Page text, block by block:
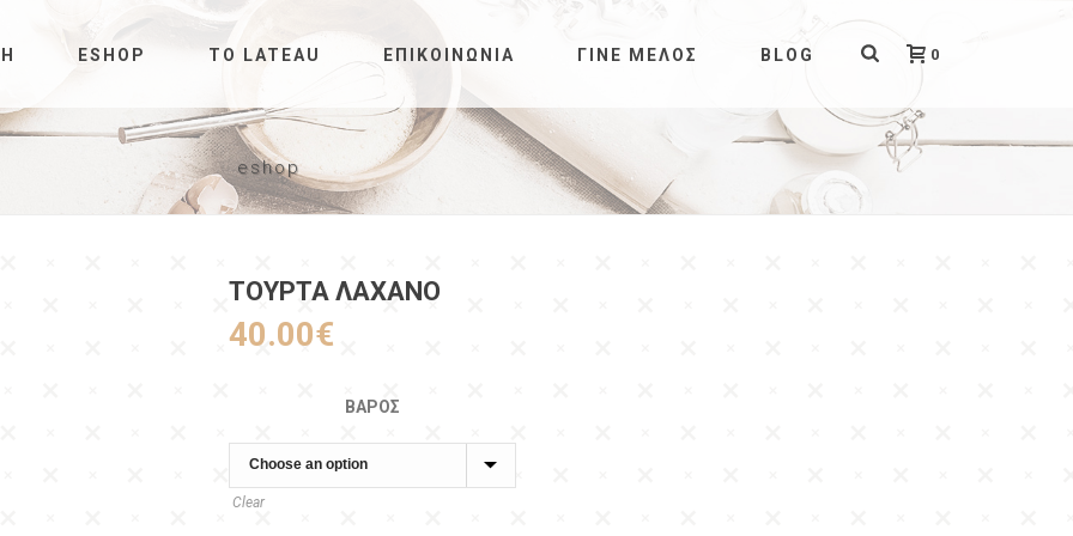
ESHOP ΤΟ LATEAU ΕΠΙΚΟΙΝΩΝΊΑ ΓΊΝΕ ΜΈΛΟΣ BLOG 0
eshop
ΤΟΥΡΤΑ ΛΑΧΑΝΟ
40.00€
ΒΆΡΟΣ
Clear